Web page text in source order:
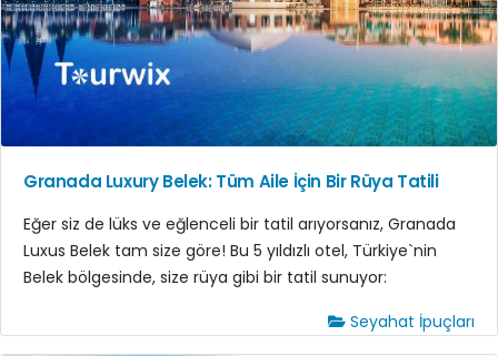
Granada Luxury Belek: Tüm Aile İçin Bir Rüya Tatili
Eğer siz de lüks ve eğlenceli bir tatil arıyorsanız, Granada
Luxus Belek tam size göre! Bu 5 yıldızlı otel, Türkiye`nin
Belek bölgesinde, size rüya gibi bir tatil sunuyor:
Seyahat İpuçları